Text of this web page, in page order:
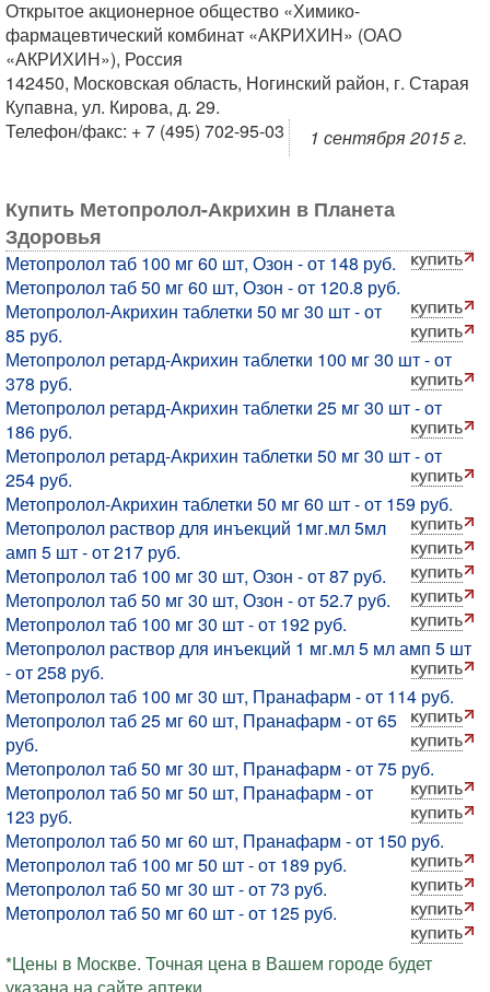
Открытое акционерное общество «Химико-
фармацевтический комбинат «АКРИХИН» (ОАО
«АКРИХИН»), Россия
142450, Московская область, Ногинский район, г. Старая
Купавна, ул. Кирова, д. 29.
Телефон/факс: + 7 (495) 702-95-03
1 сентября 2015 г.
Купить Метопролол-Акрихин в Планета
Здоровья
Метопролол таб 100 мг 60 шт, Озон - от 148 руб.
Метопролол таб 50 мг 60 шт, Озон - от 120.8 руб.
Метопролол-Акрихин таблетки 50 мг 30 шт - от
85 руб.
Метопролол ретард-Акрихин таблетки 100 мг 30 шт - от
378 руб.
Метопролол ретард-Акрихин таблетки 25 мг 30 шт - от
186 руб.
Метопролол ретард-Акрихин таблетки 50 мг 30 шт - от
254 руб.
Метопролол-Акрихин таблетки 50 мг 60 шт - от 159 руб.
Метопролол раствор для инъекций 1мг.мл 5мл
амп 5 шт - от 217 руб.
Метопролол таб 100 мг 30 шт, Озон - от 87 руб.
Метопролол таб 50 мг 30 шт, Озон - от 52.7 руб.
Метопролол таб 100 мг 30 шт - от 192 руб.
Метопролол раствор для инъекций 1 мг.мл 5 мл амп 5 шт
- от 258 руб.
Метопролол таб 100 мг 30 шт, Пранафарм - от 114 руб.
Метопролол таб 25 мг 60 шт, Пранафарм - от 65
руб.
Метопролол таб 50 мг 30 шт, Пранафарм - от 75 руб.
Метопролол таб 50 мг 50 шт, Пранафарм - от
123 руб.
Метопролол таб 50 мг 60 шт, Пранафарм - от 150 руб.
Метопролол таб 100 мг 50 шт - от 189 руб.
Метопролол таб 50 мг 30 шт - от 73 руб.
Метопролол таб 50 мг 60 шт - от 125 руб.
*Цены в Москве. Точная цена в Вашем городе будет